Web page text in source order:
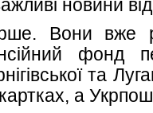
новини
Вони вже
фонд
та
а